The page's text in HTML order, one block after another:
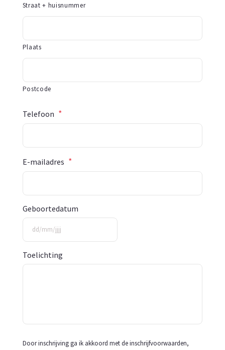
Straat + huisnummer
Plaats
Postcode
Telefoon *
E-mailadres *
Geboortedatum
slash
Toelichting
Door inschrijving ga ik akkoord met de inschrijfvoorwaarden,